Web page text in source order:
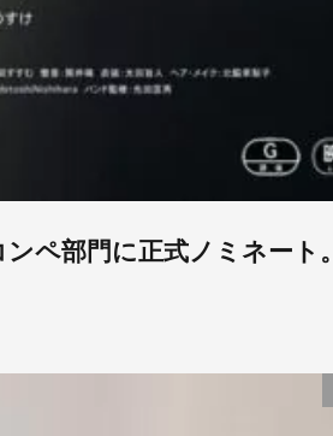
ペ部門に正式ノミネート。